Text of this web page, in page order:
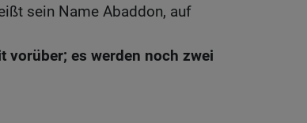
sein Name Abaddon, auf
vorüber; es werden noch zwei